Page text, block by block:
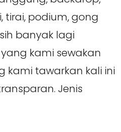
tirai, podium, gong
banyak lagi
kami sewakan
kami tawarkan kali ini
Jenis